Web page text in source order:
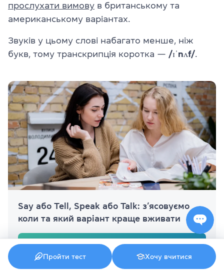
прослухати вимову в британському та
американському варіантах.
Звуків у цьому слові набагато менше, ніж
букв, тому транскрипція коротка — /ɪˈnʌf/.
Say або Tell, Speak або Talk: з’ясовуємо
коли та який варіант краще вживати
Дізнатись
Пройти тест Хочу вчитися